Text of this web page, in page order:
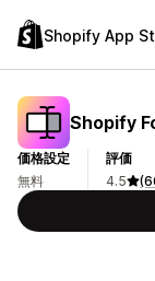
Shopify App
Shopify
価格設定
無料
評価
4.5